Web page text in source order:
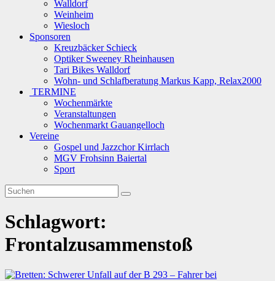
Walldorf
Weinheim
Wiesloch
Sponsoren
Kreuzbäcker Schieck
Optiker Sweeney Rheinhausen
Tari Bikes Walldorf
Wohn- und Schlafberatung Markus Kapp, Relax2000
TERMINE
Wochenmärkte
Veranstaltungen
Wochenmarkt Gauangelloch
Vereine
Gospel und Jazzchor Kirrlach
MGV Frohsinn Baiertal
Sport
Schlagwort:
Frontalzusammenstoß